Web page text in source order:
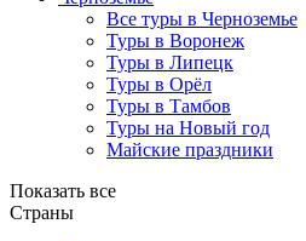
Все туры в Черноземье
Туры в Воронеж
Туры в Липецк
Туры в Орёл
Туры в Тамбов
Туры на Новый год
Майские праздники
Показать все
Страны